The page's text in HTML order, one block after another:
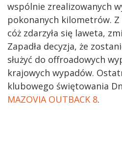
wspólnie zrealizowanych
pokonanych kilometrów.
cóż zdarzyła się laweta,
Zapadła decyzja, że
służyć do offroadowych
krajowych wypadów.
klubowego świętowania
MAZOVIA OUTBACK 8.